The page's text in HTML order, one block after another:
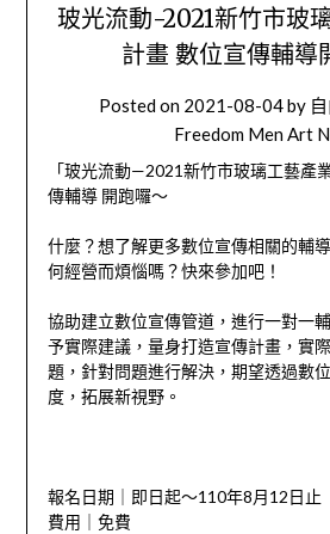
玻光流動-2021新竹市玻
計畫 數位宣傳輔導
Posted on 2021-08-04by
Freedom Men Art
「玻光流動—2021新竹市玻璃工藝產
傳輔導 開跑囉～
什麼？想了解更多數位宣傳相關的輔
何經營而煩惱嗎？快來參加吧！
協助建立數位宣傳管道，進行一對一
予實際建議，量身打造宣傳計畫，實
題，針對問題進行解決，期望透過數
度，拓展新視野。
報名日期｜即日起～110年8月12日止
費用｜免費